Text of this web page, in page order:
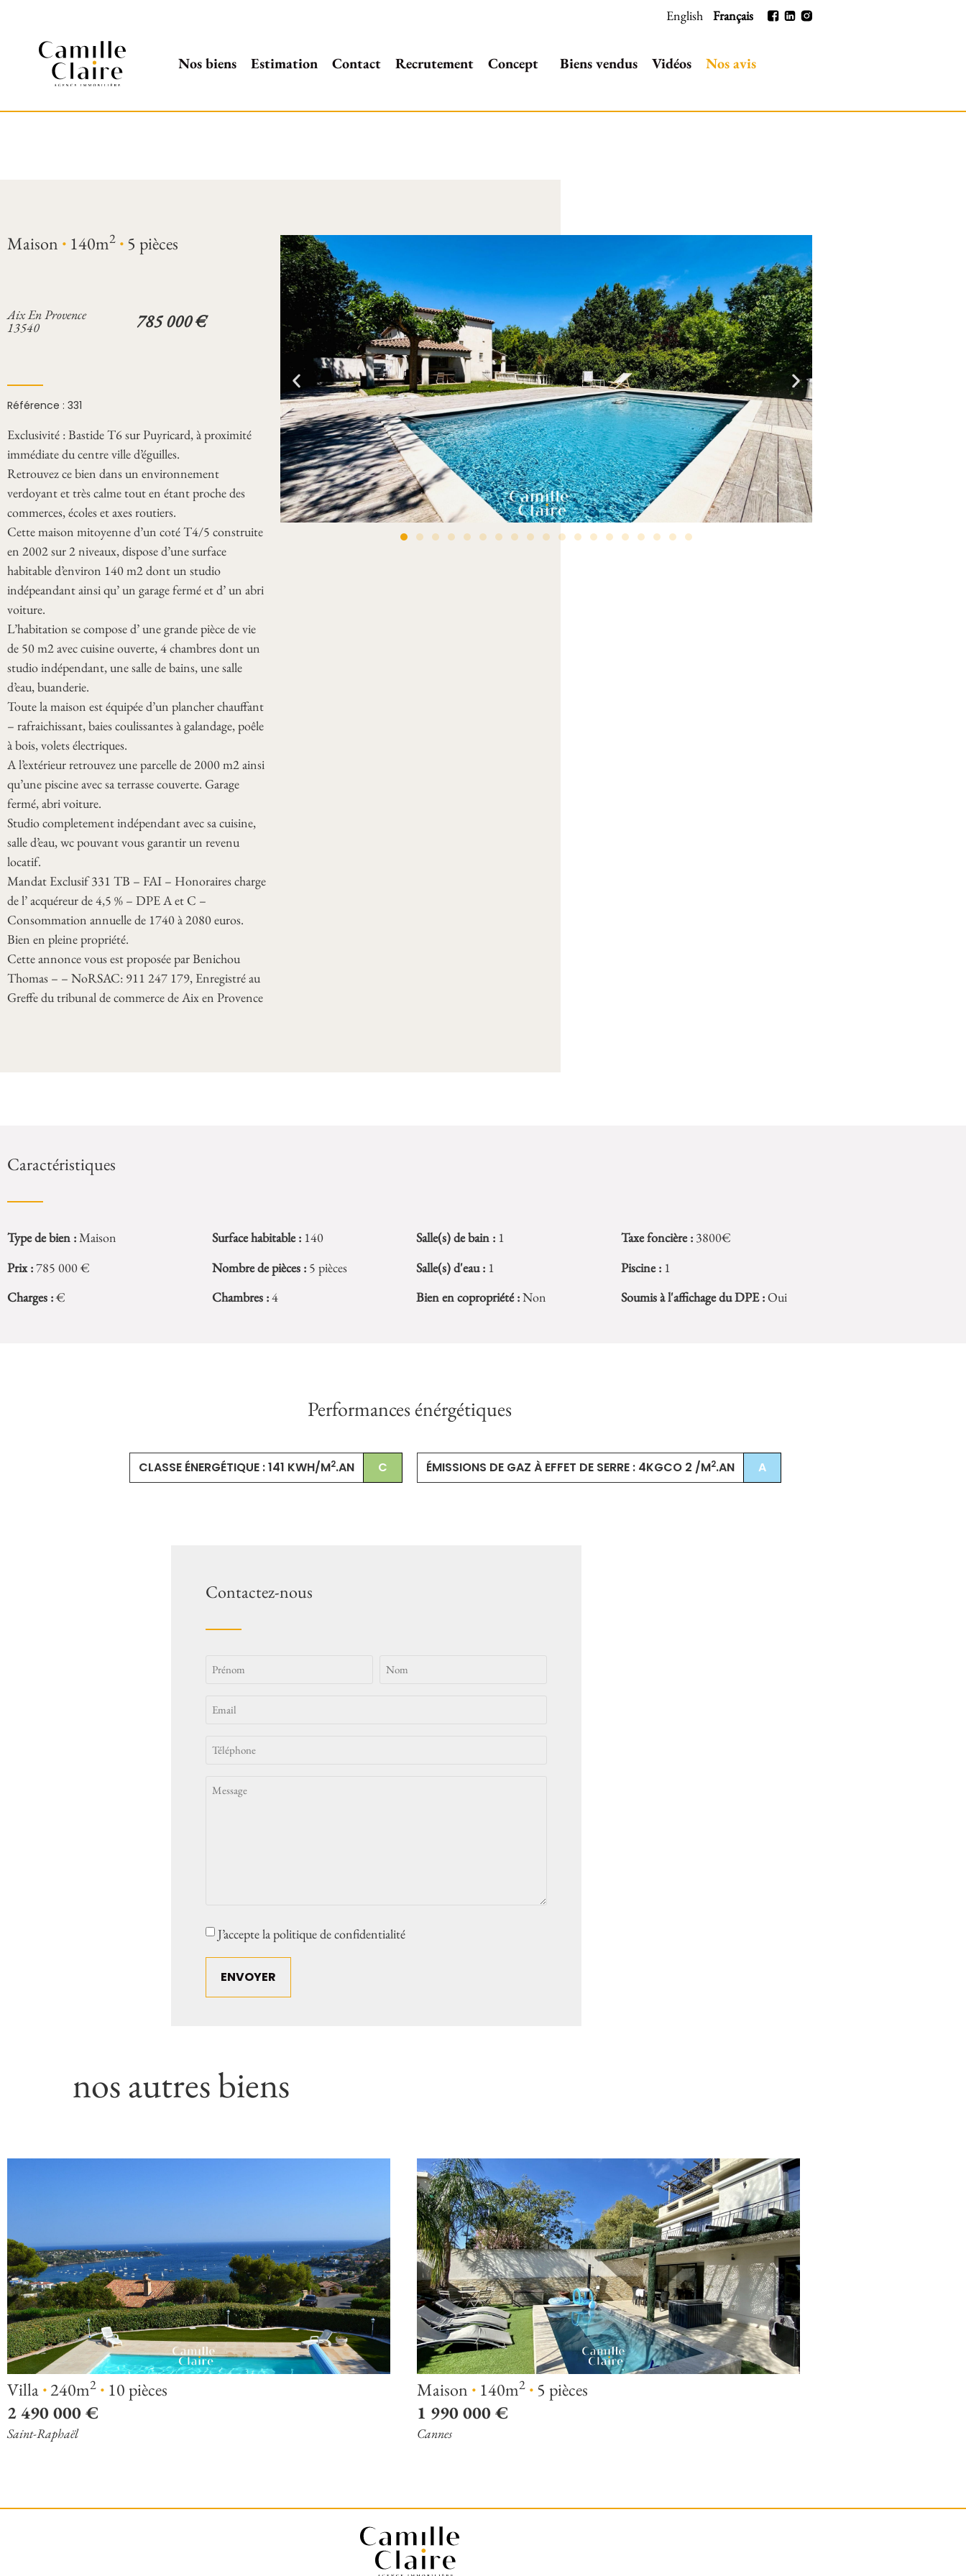
English Français
Nos biens Estimation Contact Recrutement Concept Biens vendus Vidéos Nos avis
Maison · 140m2 · 5 pièces
Aix En Provence
13540 785 000 €
Référence : 331
Exclusivité : Bastide T6 sur Puyricard, à proximité
immédiate du centre ville d’éguilles.
Retrouvez ce bien dans un environnement
verdoyant et très calme tout en étant proche des
commerces, écoles et axes routiers.
Cette maison mitoyenne d’un coté T4/5 construite
en 2002 sur 2 niveaux, dispose d’une surface
habitable d’environ 140 m2 dont un studio
indépeandant ainsi qu’ un garage fermé et d’ un abri
voiture.
L’habitation se compose d’ une grande pièce de vie
de 50 m2 avec cuisine ouverte, 4 chambres dont un
studio indépendant, une salle de bains, une salle
d’eau, buanderie.
Toute la maison est équipée d’un plancher chauffant
– rafraichissant, baies coulissantes à galandage, poêle
à bois, volets électriques.
A l’extérieur retrouvez une parcelle de 2000 m2 ainsi
qu’une piscine avec sa terrasse couverte. Garage
fermé, abri voiture.
Studio completement indépendant avec sa cuisine,
salle d’eau, wc pouvant vous garantir un revenu
locatif.
Mandat Exclusif 331 TB – FAI – Honoraires charge
de l’ acquéreur de 4,5 % – DPE A et C –
Consommation annuelle de 1740 à 2080 euros.
Bien en pleine propriété.
Cette annonce vous est proposée par Benichou
Thomas – – NoRSAC: 911 247 179, Enregistré au
Greffe du tribunal de commerce de Aix en Provence
Caractéristiques
Type de bien :Maison
Prix :785 000 €
Charges :€
Surface habitable :140
Nombre de pièces :5 pièces
Chambres :4
Salle(s) de bain : 1
Salle(s) d'eau : 1
Bien en copropriété :Non
Taxe foncière :3800€
Piscine :1
Soumis à l'affichage du DPE :Oui
Performances énérgétiques
CLASSE ÉNERGÉTIQUE : 141 KWH/M2.AN C ÉMISSIONS DE GAZ À EFFET DE SERRE : 4KGCO 2 /M2.AN A
Contactez-nous
Identité
Consent
J’accepte la politique de confidentialité
nos autres biens
Villa·240m2 · 10 pièces
2 490 000 €
Saint-Raphaël
Maison · 140m2 · 5 pièces
1 990 000 €
Cannes